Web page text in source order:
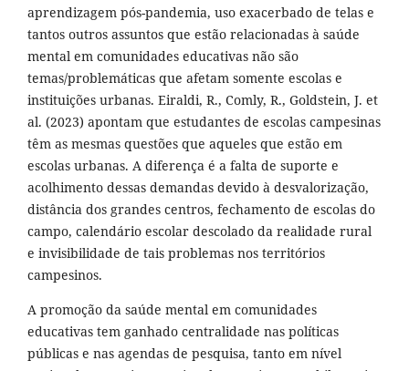
aprendizagem pós-pandemia, uso exacerbado de telas e
tantos outros assuntos que estão relacionadas à saúde
mental em comunidades educativas não são
temas/problemáticas que afetam somente escolas e
instituições urbanas. Eiraldi, R., Comly, R., Goldstein, J. et
al. (2023) apontam que estudantes de escolas campesinas
têm as mesmas questões que aqueles que estão em
escolas urbanas. A diferença é a falta de suporte e
acolhimento dessas demandas devido à desvalorização,
distância dos grandes centros, fechamento de escolas do
campo, calendário escolar descolado da realidade rural
e invisibilidade de tais problemas nos territórios
campesinos.
A promoção da saúde mental em comunidades
educativas tem ganhado centralidade nas políticas
públicas e nas agendas de pesquisa, tanto em nível